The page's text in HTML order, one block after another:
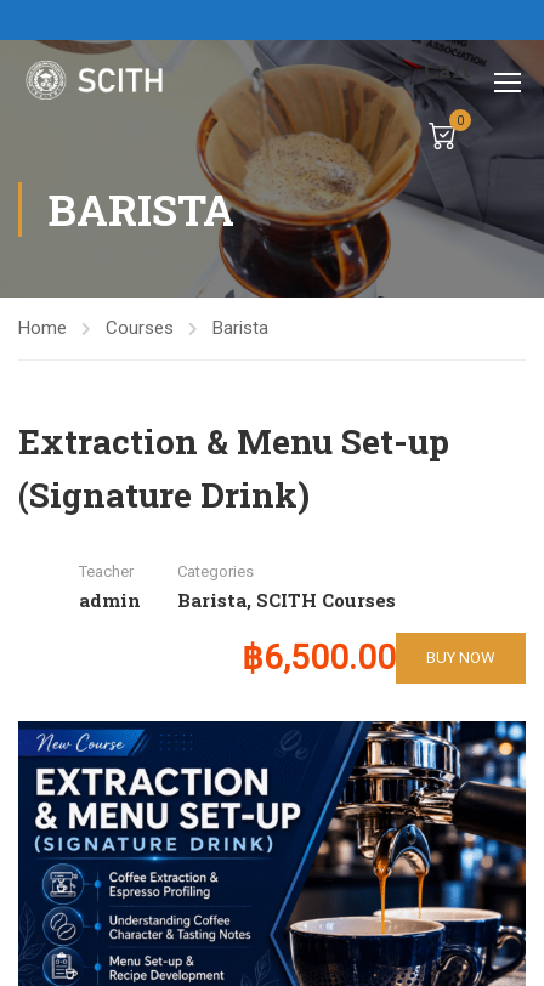
Cart
0
BARISTA
Home Courses Barista
Extraction & Menu Set-up
(Signature Drink)
Teacher
admin
Categories
Barista, SCITH Courses
฿6,500.00 BUY NOW